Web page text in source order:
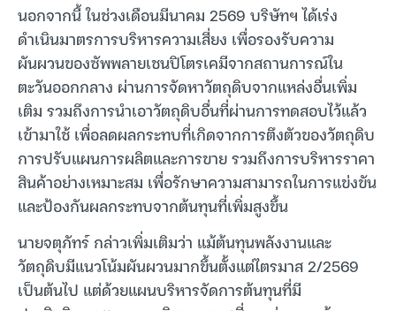
นอกจากนี้ ในช่วงเดือนมีนาคม 2569 บริษัทฯ ได้เร่ง
ดำเนินมาตรการบริหารความเสี่ยง เพื่อรองรับความ
ผันผวนของซัพพลายเชนปิโตรเคมีจากสถานการณ์ใน
ตะวันออกกลาง ผ่านการจัดหาวัตถุดิบจากแหล่งอื่นเพิ่ม
เติม รวมถึงการนำเอาวัตถุดิบอื่นที่ผ่านการทดสอบไว้แล้ว
เข้ามาใช้ เพื่อลดผลกระทบที่เกิดจากการตึงตัวของวัตถุดิบ
การปรับแผนการผลิตและการขาย รวมถึงการบริหารราคา
สินค้าอย่างเหมาะสม เพื่อรักษาความสามารถในการแข่งขัน
และป้องกันผลกระทบจากต้นทุนที่เพิ่มสูงขึ้น
นายจตุภัทร์ กล่าวเพิ่มเติมว่า แม้ต้นทุนพลังงานและ
วัตถุดิบมีแนวโน้มผันผวนมากขึ้นตั้งแต่ไตรมาส 2/2569
เป็นต้นไป แต่ด้วยแผนบริหารจัดการต้นทุนที่มี